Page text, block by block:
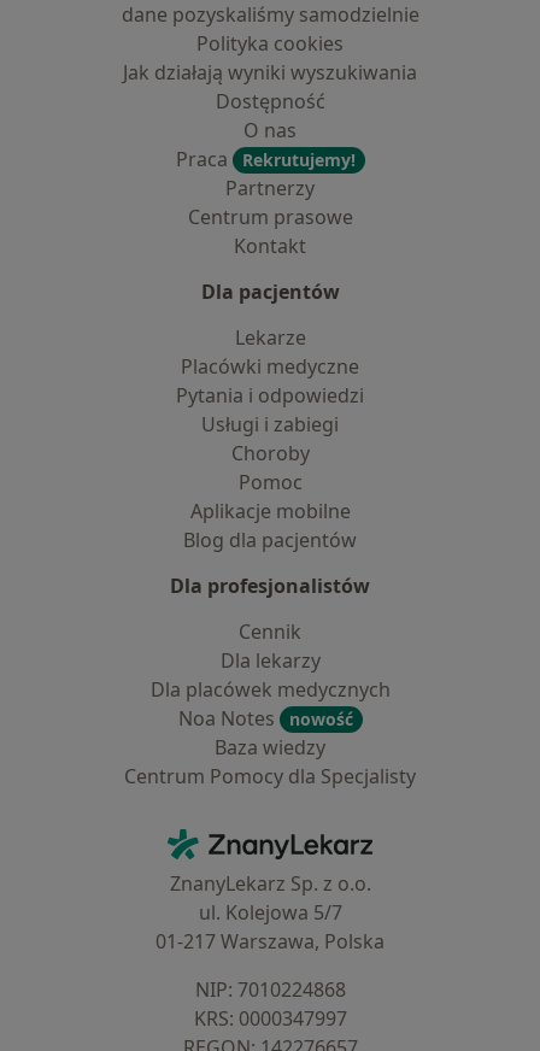
dane pozyskaliśmy samodzielnie
Polityka cookies
Jak działają wyniki wyszukiwania
Dostępność
O nas
Praca
Rekrutujemy!
Partnerzy
Centrum prasowe
Kontakt
Dla pacjentów
Lekarze
Placówki medyczne
Pytania i odpowiedzi
Usługi i zabiegi
Choroby
Pomoc
Aplikacje mobilne
Blog dla pacjentów
Dla profesjonalistów
Cennik
Dla lekarzy
Dla placówek medycznych
Noa Notes
nowość
Baza wiedzy
Centrum Pomocy dla Specjalisty
ZnanyLekarz - Strona główna
ZnanyLekarz Sp. z o.o.
ul. Kolejowa 5/7
01-217 Warszawa, Polska
NIP: ⁠7010224868
KRS: ⁠0000347997